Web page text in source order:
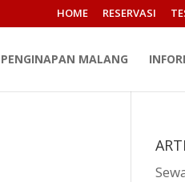
HOME RESERVASI
MALANG